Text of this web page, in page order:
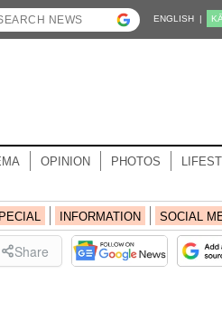
ENGLISH |
OPINION PHOTOS
INFORMATION SOCIAL
Share